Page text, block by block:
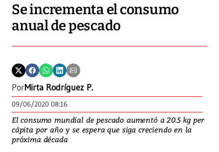
Se incrementa el consumo
anual de pescado
PorMirta Rodríguez P.
09/06/2020 08:16
El consumo mundial de pescado aumentó a 20.5 kg per
cápita por año y se espera que siga creciendo en la
próxima década